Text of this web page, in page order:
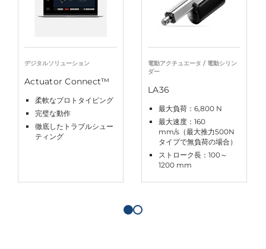
デジタルソリューション
Actuator Connect™
柔軟なプロトタイピング
完璧な動作
徹底したトラブルシュー
ティング
電動アクチュエータ / 電動シリン
ダー
LA36
最大負荷：6,800 N
最大速度：160
mm/s（最大推力500N
タイプで無負荷の場合）
ストローク長：100～
1200 mm